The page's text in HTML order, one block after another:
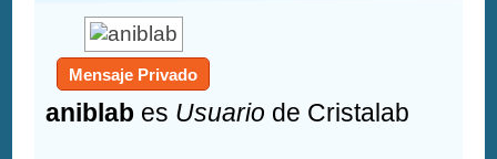
Mensaje Privado
aniblab es Usuario de Cristalab